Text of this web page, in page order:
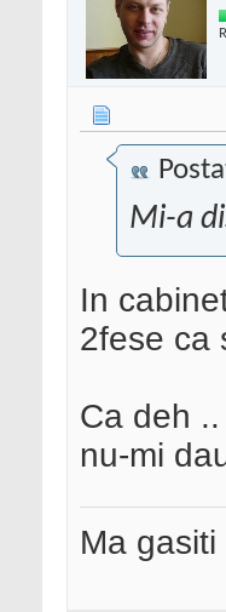
Mi-a
In
2fese ca
Ca deh
nu-mi
Ma gasiti